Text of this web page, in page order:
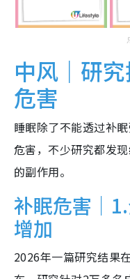
中风｜研
危害
睡眠除了不能透过补
危害，不少研究都发
的副作用。
补眠危害｜
增加
2026年一篇研究结果